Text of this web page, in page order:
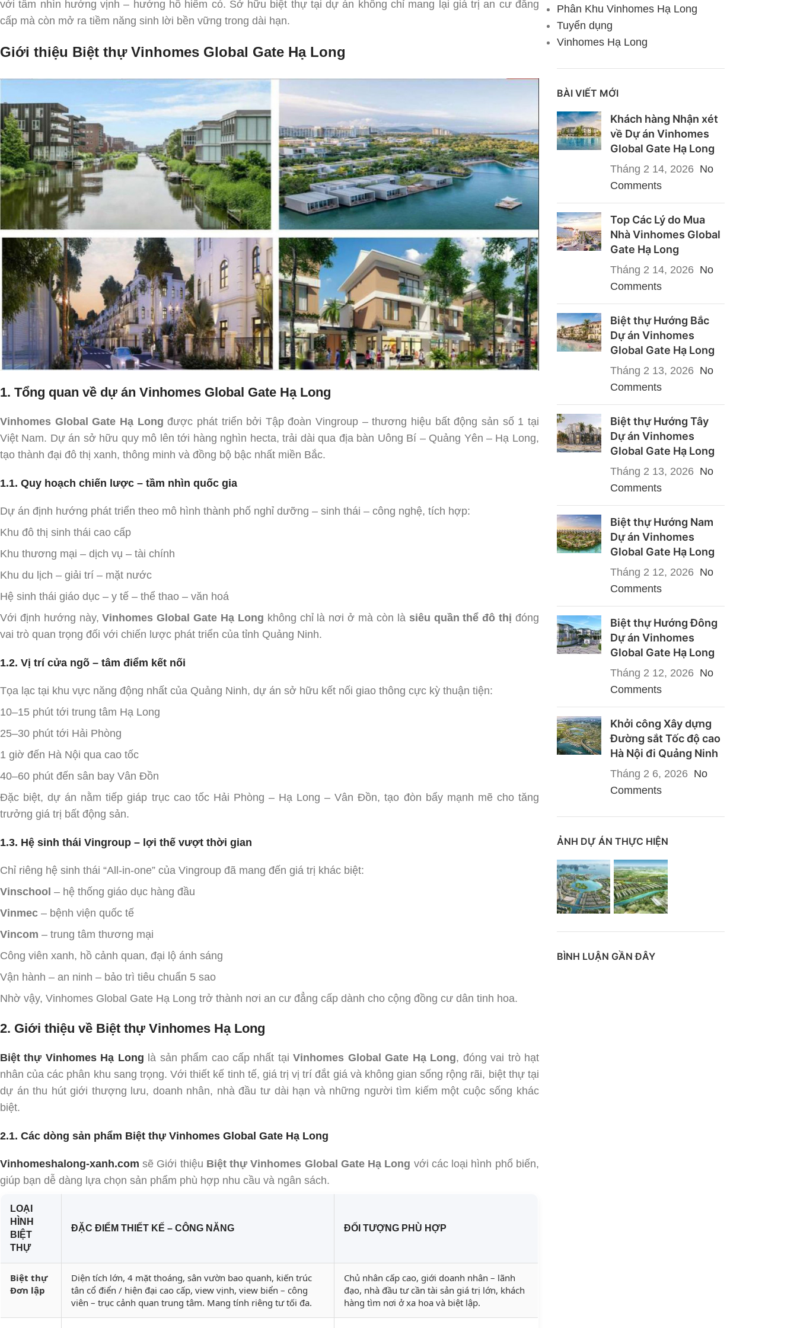
với tầm nhìn hướng vịnh – hướng hồ hiếm có. Sở hữu biệt thự tại dự án không chỉ mang lại giá trị an cư đẳng
cấp mà còn mở ra tiềm năng sinh lời bền vững trong dài hạn.
Giới thiệu Biệt thự Vinhomes Global Gate Hạ Long
1. Tổng quan về dự án Vinhomes Global Gate Hạ Long
Vinhomes Global Gate Hạ Long được phát triển bởi Tập đoàn Vingroup – thương hiệu bất động sản số 1 tại
Việt Nam. Dự án sở hữu quy mô lên tới hàng nghìn hecta, trải dài qua địa bàn Uông Bí – Quảng Yên – Hạ Long,
tạo thành đại đô thị xanh, thông minh và đồng bộ bậc nhất miền Bắc.
1.1. Quy hoạch chiến lược – tầm nhìn quốc gia
Dự án định hướng phát triển theo mô hình thành phố nghỉ dưỡng – sinh thái – công nghệ, tích hợp:
Khu đô thị sinh thái cao cấp
Khu thương mại – dịch vụ – tài chính
Khu du lịch – giải trí – mặt nước
Hệ sinh thái giáo dục – y tế – thể thao – văn hoá
Với định hướng này,Vinhomes Global Gate Hạ Long không chỉ là nơi ở mà còn là siêu quần thể đô thị đóng
vai trò quan trọng đối với chiến lược phát triển của tỉnh Quảng Ninh.
1.2. Vị trí cửa ngõ – tâm điểm kết nối
Tọa lạc tại khu vực năng động nhất của Quảng Ninh, dự án sở hữu kết nối giao thông cực kỳ thuận tiện:
10–15 phút tới trung tâm Hạ Long
25–30 phút tới Hải Phòng
1 giờ đến Hà Nội qua cao tốc
40–60 phút đến sân bay Vân Đồn
Đặc biệt, dự án nằm tiếp giáp trục cao tốc Hải Phòng – Hạ Long – Vân Đồn, tạo đòn bẩy mạnh mẽ cho tăng
trưởng giá trị bất động sản.
1.3. Hệ sinh thái Vingroup – lợi thế vượt thời gian
Chỉ riêng hệ sinh thái “All-in-one” của Vingroup đã mang đến giá trị khác biệt:
Vinschool – hệ thống giáo dục hàng đầu
Vinmec – bệnh viện quốc tế
Vincom – trung tâm thương mại
Công viên xanh, hồ cảnh quan, đại lộ ánh sáng
Vận hành – an ninh – bảo trì tiêu chuẩn 5 sao
Nhờ vậy, Vinhomes Global Gate Hạ Long trở thành nơi an cư đẳng cấp dành cho cộng đồng cư dân tinh hoa.
2. Giới thiệu về Biệt thự Vinhomes Hạ Long
Biệt thự Vinhomes Hạ Long là sản phẩm cao cấp nhất tạiVinhomes Global Gate Hạ Long, đóng vai trò hạt
nhân của các phân khu sang trọng. Với thiết kế tinh tế, giá trị vị trí đắt giá và không gian sống rộng rãi, biệt thự tại
dự án thu hút giới thượng lưu, doanh nhân, nhà đầu tư dài hạn và những người tìm kiếm một cuộc sống khác
biệt.
2.1. Các dòng sản phẩm Biệt thự Vinhomes Global Gate Hạ Long
Vinhomeshalong-xanh.com sẽ Giới thiệu Biệt thự Vinhomes Global Gate Hạ Long với các loại hình phổ biến,
giúp bạn dễ dàng lựa chọn sản phẩm phù hợp nhu cầu và ngân sách.
LOẠI
HÌNH
BIỆT
THỰ
ĐẶC ĐIỂM THIẾT KẾ – CÔNG NĂNG ĐỐI TƯỢNG PHÙ HỢP
Biệt thự
Đơn lập
Diện tích lớn, 4 mặt thoáng, sân vườn bao quanh, kiến trúc
tân cổ điển / hiện đại cao cấp, view vịnh, view biển – công
viên – trục cảnh quan trung tâm. Mang tính riêng tư tối đa.
Chủ nhân cấp cao, giới doanh nhân – lãnh
đạo, nhà đầu tư cần tài sản giá trị lớn, khách
hàng tìm nơi ở xa hoa và biệt lập.
Phân Khu Vinhomes Hạ Long
Tuyển dụng
Vinhomes Hạ Long
BÀI VIẾT MỚI
Khách hàng Nhận xét
về Dự án Vinhomes
Global Gate Hạ Long
Tháng 2 14, 2026 No
Comments
Top Các Lý do Mua
Nhà Vinhomes Global
Gate Hạ Long
Tháng 2 14, 2026 No
Comments
Biệt thự Hướng Bắc
Dự án Vinhomes
Global Gate Hạ Long
Tháng 2 13, 2026 No
Comments
Biệt thự Hướng Tây
Dự án Vinhomes
Global Gate Hạ Long
Tháng 2 13, 2026 No
Comments
Biệt thự Hướng Nam
Dự án Vinhomes
Global Gate Hạ Long
Tháng 2 12, 2026 No
Comments
Biệt thự Hướng Đông
Dự án Vinhomes
Global Gate Hạ Long
Tháng 2 12, 2026 No
Comments
Khởi công Xây dựng
Đường sắt Tốc độ cao
Hà Nội đi Quảng Ninh
Tháng 2 6, 2026 No
Comments
ẢNH DỰ ÁN THỰC HIỆN
BÌNH LUẬN GẦN ĐÂY